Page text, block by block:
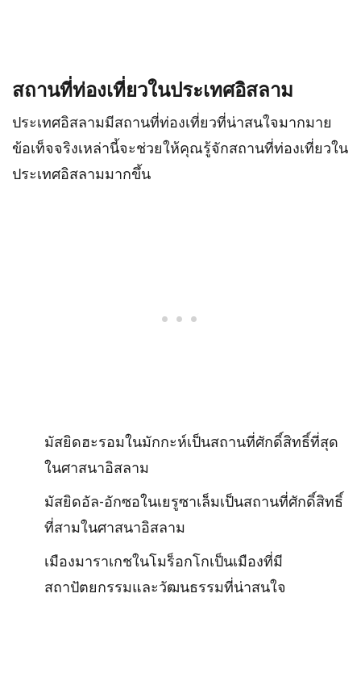
สถานที่ท่องเที่ยวในประเทศอิสลาม
ประเทศอิสลามมีสถานที่ท่องเที่ยวที่น่าสนใจมากมาย
ข้อเท็จจริงเหล่านี้จะช่วยให้คุณรู้จักสถานที่ท่องเที่ยวใน
ประเทศอิสลามมากขึ้น
มัสยิดฮะรอมในมักกะห์เป็นสถานที่ศักดิ์สิทธิ์ที่สุด
ในศาสนาอิสลาม
มัสยิดอัล-อักซอในเยรูซาเล็มเป็นสถานที่ศักดิ์สิทธิ์
ที่สามในศาสนาอิสลาม
เมืองมาราเกชในโมร็อกโกเป็นเมืองที่มี
สถาปัตยกรรมและวัฒนธรรมที่น่าสนใจ